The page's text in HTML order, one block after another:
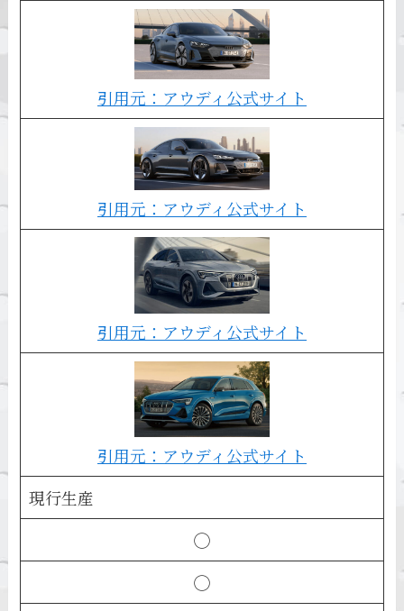
引用元：アウディ公式サイト
引用元：アウディ公式サイト
引用元：アウディ公式サイト
引用元：アウディ公式サイト
現行生産
◯
◯